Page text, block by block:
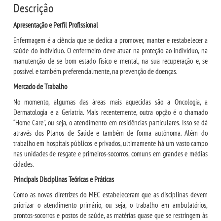
UNIESP NEWS
BOLETINS
REPOSITÓRIO
TCC
MANUAIS
REGIMENTOS
REGULAMENTOS
PPC
Descrição
Apresentação e Perfil Profissional
Enfermagem é a ciência que se dedica a promover, manter e restabelecer a
saúde do indivíduo. O enfermeiro deve atuar na proteção ao indivíduo, na
manutenção de se bom estado físico e mental, na sua recuperação e, se
possível e também preferencialmente, na prevenção de doenças.
Mercado de Trabalho
No momento, algumas das áreas mais aquecidas são a Oncologia, a
Dermatologia e a Geriatria. Mais recentemente, outra opção é o chamado
“Home Care”, ou seja, o atendimento em residências particulares. Isso se dá
através dos Planos de Saúde e também de forma autônoma. Além do
trabalho em hospitais públicos e privados, ultimamente há um vasto campo
nas unidades de resgate e primeiros-socorros, comuns em grandes e médias
cidades.
Principais Disciplinas Teóricas e Práticas
Como as novas diretrizes do MEC estabeleceram que as disciplinas devem
priorizar o atendimento primário, ou seja, o trabalho em ambulatórios,
prontos-socorros e postos de saúde, as matérias quase que se restringem às